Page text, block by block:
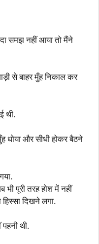
समझ नहीं आया तो मैंने
से बाहर मुँह निकाल कर
थी.
धोया और सीधी होकर बैठने
पूरी तरह होश में नहीं
दिखने लगा.
थी.